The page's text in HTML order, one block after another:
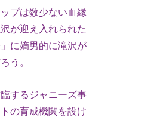
プは数少ない血縁
が迎え入れられた
に嫡男的に滝沢が
う。
するジャニーズ事
の育成機関を設け